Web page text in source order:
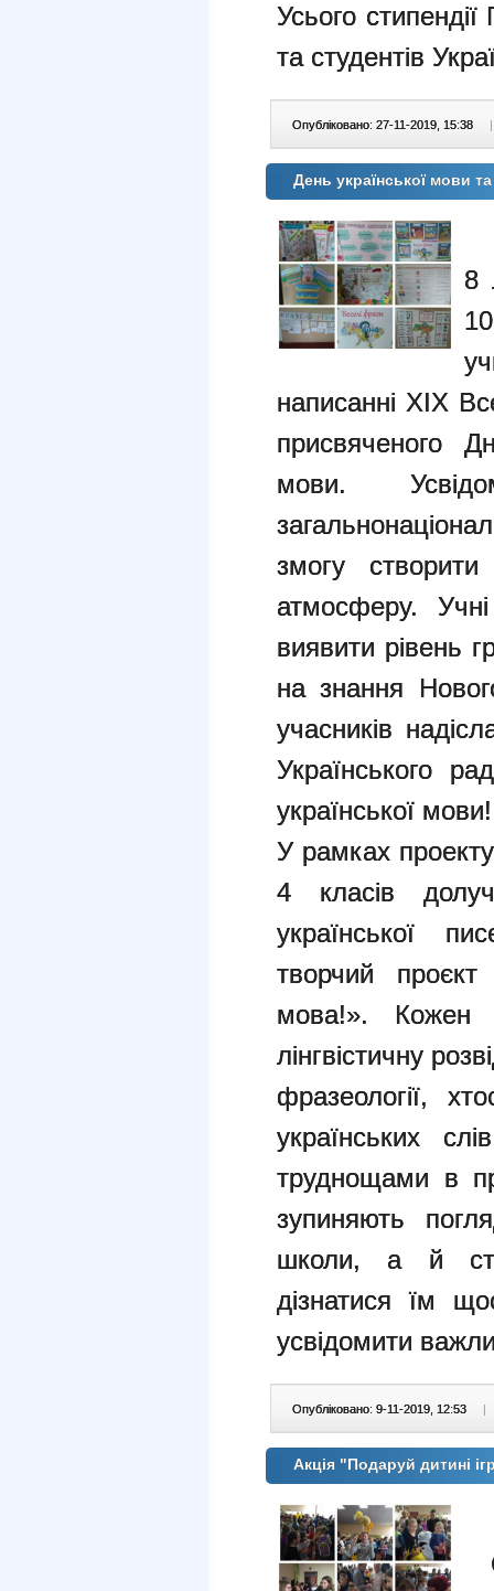
Усього
та студентів
Опубліковано: 27-11-2019, 15:38 |
День української мови
8
написанні XIX
присвяченого
мови.
змогу
атмосферу.
виявити рівень
на знання
учасників
Українського
української мови!
У рамках
4 класів
української
творчий
мова!». Кожен
лінгвістичну
фразеології,
українських
труднощами в
зупиняють
школи, а й
дізнатися їм
усвідомити
Опубліковано: 9-11-2019, 12:53 |
Акція "Подаруй дитині